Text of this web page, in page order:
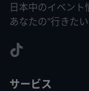
日本中のイベント
あなたの"行きた
サービス